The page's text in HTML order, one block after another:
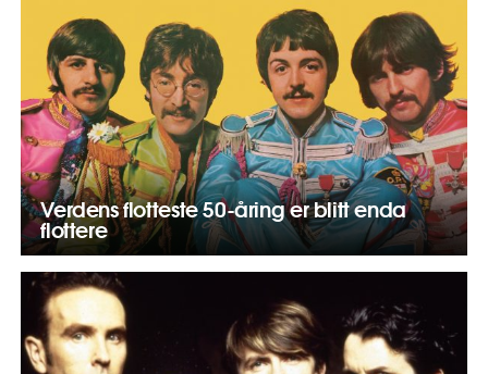
Verdens flotteste 50-åring er blitt enda
flottere